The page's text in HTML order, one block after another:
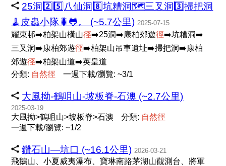
25洞2️⃣5️⃣八仙洞8️⃣坑糟洞🗺三叉洞3️⃣掃把洞
🧹皮蟲小隊🐛🐸。 (~5.7公里) 2025-07-15
耀東邨➡️柏架山橫山徑➡️25洞➡️康柏郊遊徑➡️坑糟洞➡️
三叉洞➡️康柏郊遊徑➡️柏架山吊車遺址➡️掃把洞➡️康柏
郊遊徑➡️柏架山道➡️英皇道
分類: 自然徑 一週下載/瀏覽: ~3/1
大風拗-鶴咀山-坡板脊-石澳 (~2.7公里)
2025-03-19
大風拗>鶴咀山>坡板脊>石澳 分類: 自然徑
一週下載/瀏覽: ~1/2
鑽石山—坑口 (~16.1公里) 2026-03-21
飛鵝山、小夏威夷瀑布、寶琳南路茅湖山觀測台、將軍